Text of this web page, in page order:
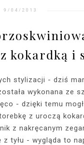
- MY NEW
MY
SKÓRZANA
CZARNE
SIĘ Z WAMI
SZARA
MOJE
+ 100 ZŁ DO
STANIK,
I
9/04/2013
kokardką i
stylizacji - dziś
wykonana ze
- dzięki temu
z uroczą
z nakręcanym
tyłu - wygląda to